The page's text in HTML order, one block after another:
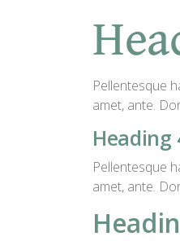
Pellentesque
amet, ante.
Heading
Pellentesque
amet, ante.